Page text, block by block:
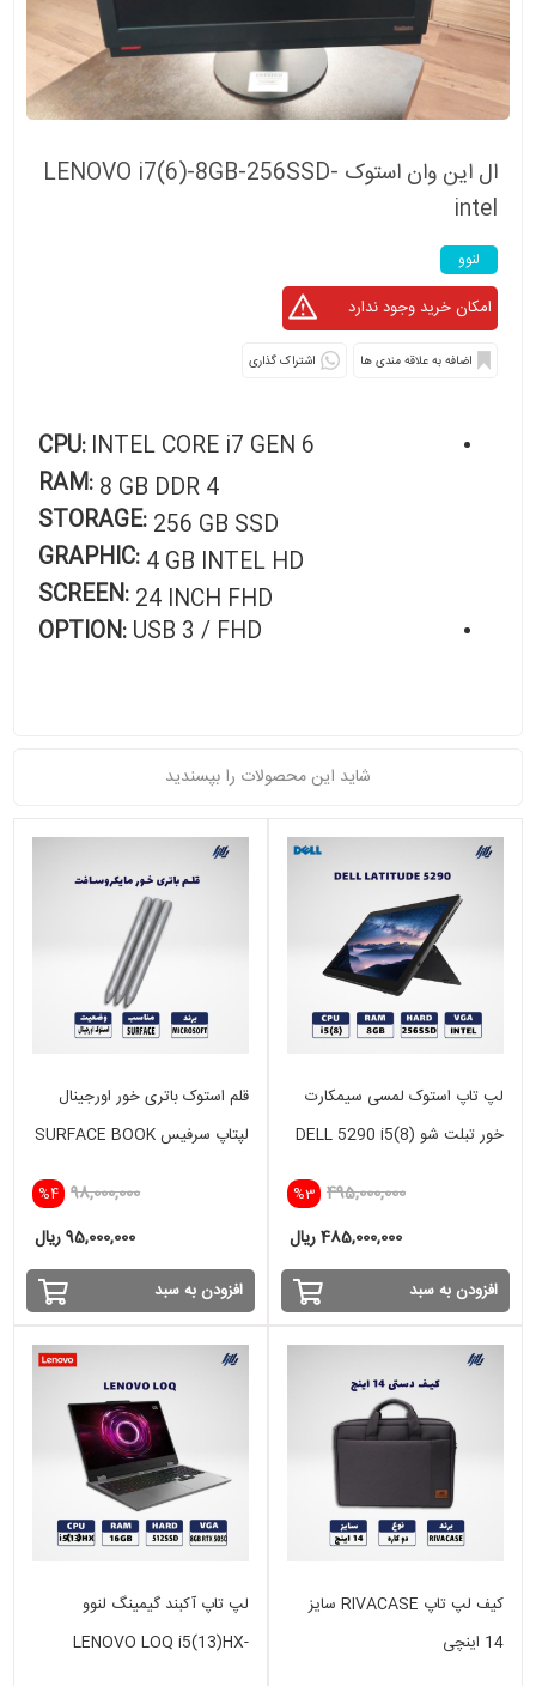
ال این وان استوک LENOVO i7(6)-8GB-256SSD-
intel
لنوو
اشتراک گذاری
CPU: INTEL CORE i7 GEN 6
RAM: 8 GB DDR 4
STORAGE: 256 GB SSD
GRAPHIC: 4 GB INTEL HD
SCREEN: 24 INCH FHD
OPTION: USB 3 / FHD
شاید این محصولات را بپسندید
لپ تاپ استوک لمسی سیمکارت
خور تبلت شو DELL 5290 i5(8)
%3 495,000,000
485,000,000 ریال
افزودن به سبد
قلم استوک باتری خور اورجینال
لپتاپ سرفیس SURFACE BOOK
%4 98,000,000
95,000,000 ریال
افزودن به سبد
کیف لپ تاپ RIVACASE سایز
14 اینچی
لپ تاپ آکبند گیمینگ لنوو
LENOVO LOQ i5(13)HX-